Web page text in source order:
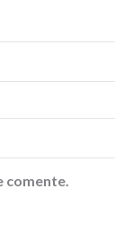
comente.